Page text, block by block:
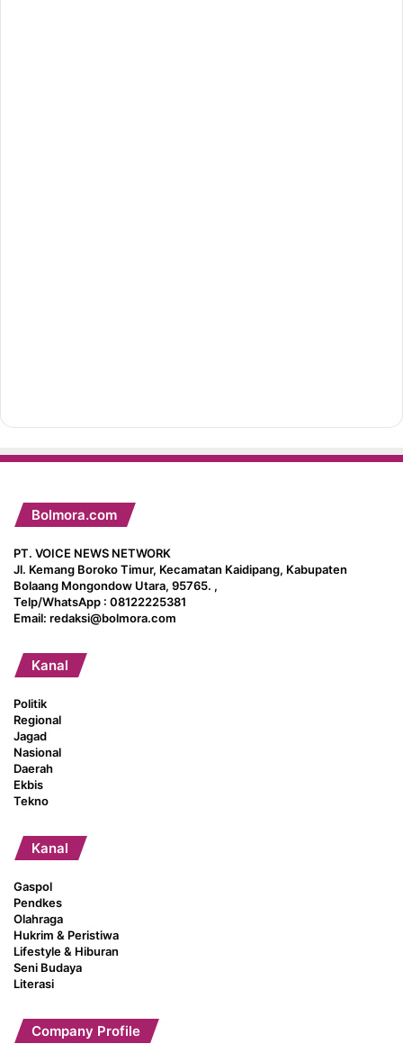
Bolmora.com
PT. VOICE NEWS NETWORK
Jl. Kemang Boroko Timur, Kecamatan Kaidipang, Kabupaten
Bolaang Mongondow Utara, 95765. ,
Telp/WhatsApp : 08122225381
Email: redaksi@bolmora.com
Kanal
Politik
Regional
Jagad
Nasional
Daerah
Ekbis
Tekno
Kanal
Gaspol
Pendkes
Olahraga
Hukrim & Peristiwa
Lifestyle & Hiburan
Seni Budaya
Literasi
Company Profile